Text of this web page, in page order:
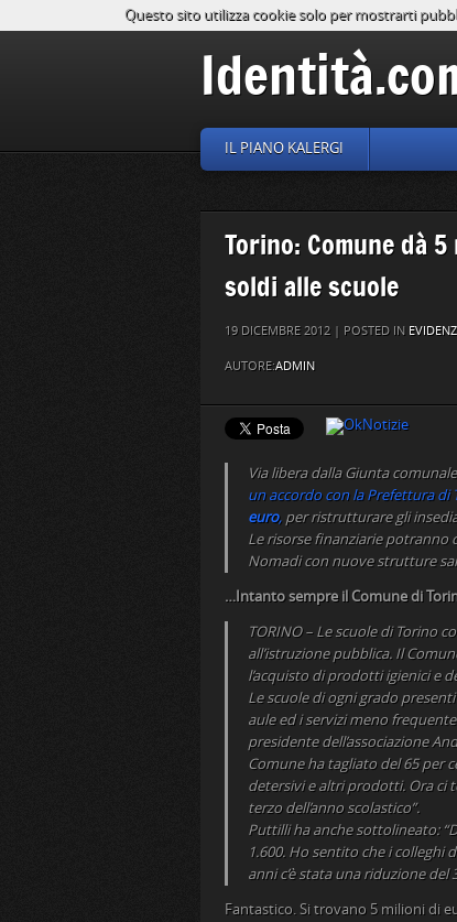
IL PIANO KALERGI
Torino: Comune dà
soldi alle scuole
19 DICEMBRE 2012 | POSTED IN
AUTORE:ADMIN
Via libera dalla Giunta
un accordo con la Prefettura di
euro, per ristrutturare gli
Le risorse finanziarie potranno
Nomadi con nuove strutture
…Intanto sempre il Comune di
TORINO – Le scuole di Torino
all’istruzione pubblica. Il
l’acquisto di prodotti igienici e
Le scuole di ogni grado
aule ed i servizi meno
presidente dell’associazione
Comune ha tagliato del 65 per
detersivi e altri prodotti. Ora ci
terzo dell’anno scolastico”.
Puttilli ha anche sottolineato:
1.600. Ho sentito che i colleghi
anni c’è stata una riduzione
Fantastico. Si trovano 5 milioni di
Questo sito utilizza cookie solo per mostrarti